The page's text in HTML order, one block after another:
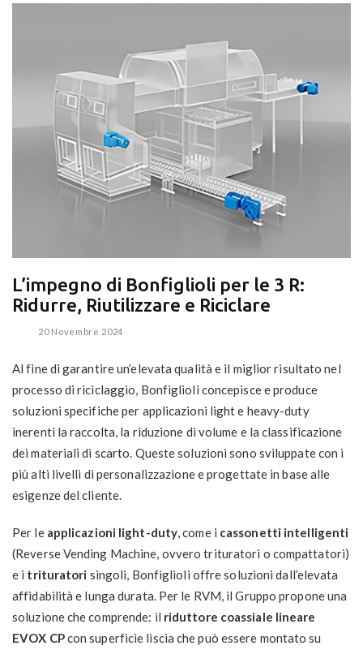
L’impegno di Bonfiglioli per le 3 R:
Ridurre, Riutilizzare e Riciclare
20 Novembre 2024
Al fine di garantire un’elevata qualità e il miglior risultato nel
processo di riciclaggio, Bonfiglioli concepisce e produce
soluzioni specifiche per applicazioni light e heavy-duty
inerenti la raccolta, la riduzione di volume e la classificazione
dei materiali di scarto. Queste soluzioni sono sviluppate con i
più alti livelli di personalizzazione e progettate in base alle
esigenze del cliente.
Per le applicazioni light-duty, come i cassonetti intelligenti
(Reverse Vending Machine, ovvero trituratori o compattatori)
e i trituratori singoli, Bonfiglioli offre soluzioni dall’elevata
affidabilità e lunga durata. Per le RVM, il Gruppo propone una
soluzione che comprende: il riduttore coassiale lineare
EVOX CPcon superficie liscia che può essere montato su